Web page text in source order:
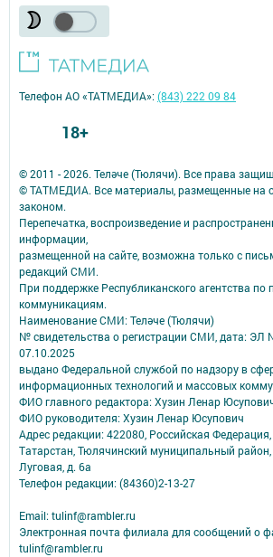
© 2011 - 2026. Теләче (Тюлячи). Все права
© ТАТМЕДИА. Все материалы, размещенные на
законом.
Перепечатка, воспроизведение и
информации,
размещенной на сайте, возможна только с
редакций СМИ.
При поддержке Республиканского агентства
коммуникациям.
Наименование СМИ: Теләче (Тюлячи)
№ свидетельства о регистрации СМИ, дата: ЭЛ
07.10.2025
выдано Федеральной службой по надзору в
информационных технологий и массовых
ФИО главного редактора: Хузин Ленар
ФИО руководителя: Хузин Ленар Юсупович
Адрес редакции: 422080, Российская
Татарстан, Тюлячинский муниципальный район,
Луговая, д. 6а
Телефон редакции: (84360)2-⁠13-⁠27
Email: tulinf@rambler.ru
Электронная почта филиала для сообщений о
tulinf@rambler.ru
Телефон АО «ТАТМЕДИА»:(843) 222 09 84
18+